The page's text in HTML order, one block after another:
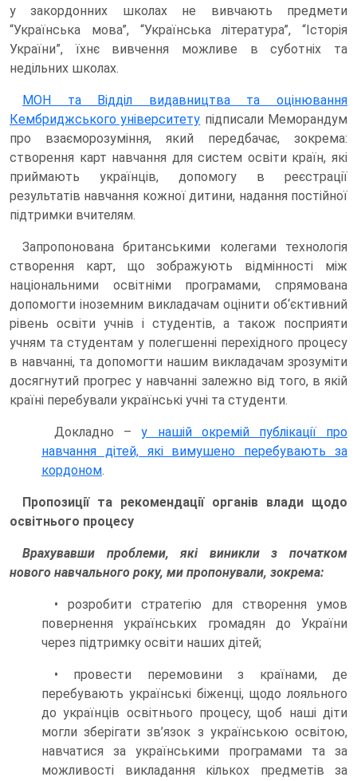
у закордонних школах не вивчають предмети
“Українська мова”, “Українська література”, “Історія
України”, їхнє вивчення можливе в суботніх та
недільних школах.
МОН та Відділ видавництва та оцінювання
Кембриджського університету підписали Меморандум
про взаєморозуміння, який передбачає, зокрема:
створення карт навчання для систем освіти країн, які
приймають українців, допомогу в реєстрації
результатів навчання кожної дитини, надання постійної
підтримки вчителям.
Запропонована британськими колегами технологія
створення карт, що зображують відмінності між
національними освітніми програмами, спрямована
допомогти іноземним викладачам оцінити об‘єктивний
рівень освіти учнів і студентів, а також посприяти
учням та студентам у полегшенні перехідного процесу
в навчанні, та допомогти нашим викладачам зрозуміти
досягнутий прогрес у навчанні залежно від того, в якій
країні перебували українські учні та студенти.
Докладно –у нашій окремій публікації про
навчання дітей, які вимушено перебувають за
кордоном.
Пропозиції та рекомендації органів влади щодо
освітнього процесу
Врахувавши проблеми, які виникли з початком
нового навчального року, ми пропонували, зокрема:
• розробити стратегію для створення умов
повернення українських громадян до України
через підтримку освіти наших дітей;
• провести перемовини з країнами, де
перебувають українські біженці, щодо лояльного
до українців освітнього процесу, щоб наші діти
могли зберігати зв’язок з українською освітою,
навчатися за українськими програмами та за
можливості викладання кількох предметів за